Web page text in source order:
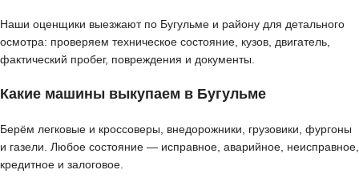
Наши оценщики выезжают по Бугульме и району для детального
осмотра: проверяем техническое состояние, кузов, двигатель,
фактический пробег, повреждения и документы.
Какие машины выкупаем в Бугульме
Берём легковые и кроссоверы, внедорожники, грузовики, фургоны
и газели. Любое состояние — исправное, аварийное, неисправное,
кредитное и залоговое.